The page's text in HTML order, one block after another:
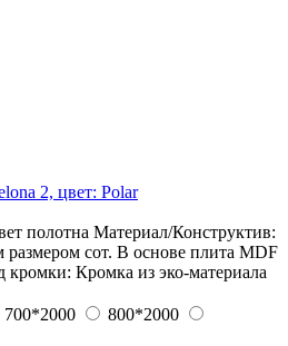
2, цвет: Polar
полотна Материал/Конструктив:
сот. В основе плита MDF
кромки: Кромка из эко-материала
700*2000
800*2000